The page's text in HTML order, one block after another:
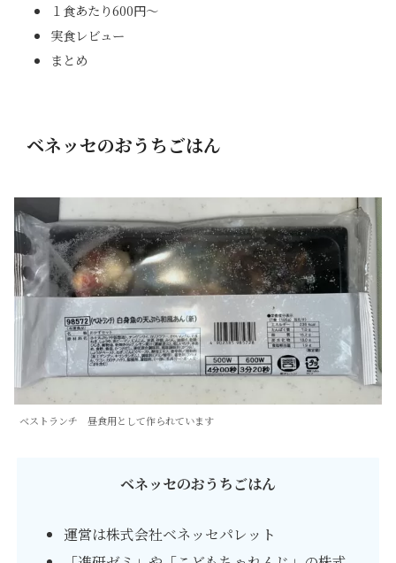
１食あたり600円〜
実食レビュー
まとめ
ベネッセのおうちごはん
ベストランチ 昼食用として作られています
ベネッセのおうちごはん
運営は株式会社ベネッセパレット